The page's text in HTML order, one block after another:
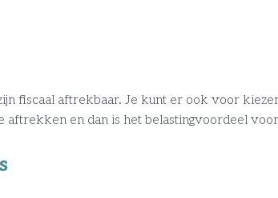
fiscaal aftrekbaar. Je kunt er ook voor
en dan is het belastingvoordeel